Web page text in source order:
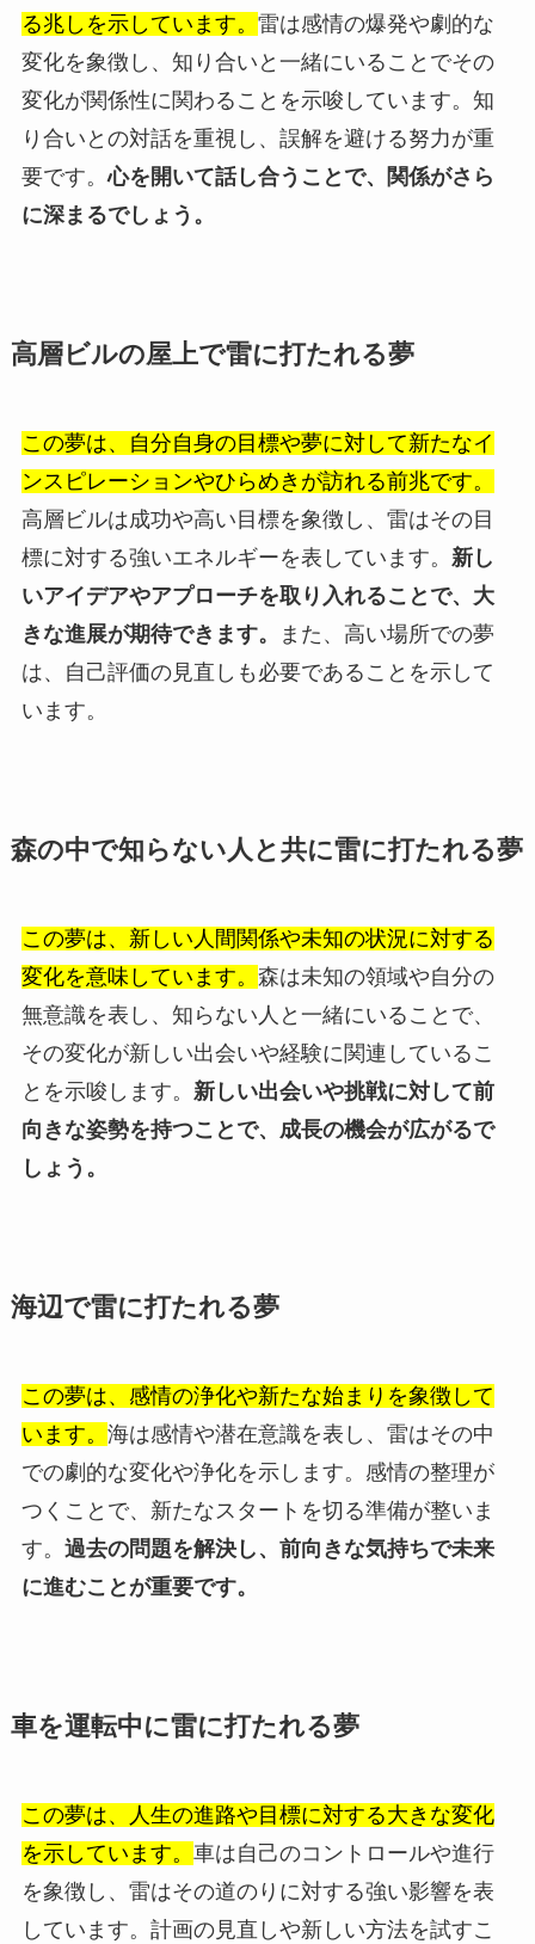
る兆しを示しています。 雷は感情の爆発や劇的な
変化を象徴し、知り合いと一緒にいることでその
変化が関係性に関わることを示唆しています。知
り合いとの対話を重視し、誤解を避ける努力が重
要です。心を開いて話し合うことで、関係がさら
に深まるでしょう。
高層ビルの屋上で雷に打たれる夢
この夢は、自分自身の目標や夢に対して新たなイ
ンスピレーションやひらめきが訪れる前兆です。
高層ビルは成功や高い目標を象徴し、雷はその目
標に対する強いエネルギーを表しています。 新し
いアイデアやアプローチを取り入れることで、大
きな進展が期待できます。
また、高い場所での夢
は、自己評価の見直しも必要であることを示して
います。
森の中で知らない人と共に雷に打たれる夢
この夢は、新しい人間関係や未知の状況に対する
変化を意味しています。 森は未知の領域や自分の
無意識を表し、知らない人と一緒にいることで、
その変化が新しい出会いや経験に関連しているこ
とを示唆します。 新しい出会いや挑戦に対して前
向きな姿勢を持つことで、成長の機会が広がるで
しょう。
海辺で雷に打たれる夢
この夢は、感情の浄化や新たな始まりを象徴して
います。 海は感情や潜在意識を表し、雷はその中
での劇的な変化や浄化を示します。感情の整理が
つくことで、新たなスタートを切る準備が整いま
す。 過去の問題を解決し、前向きな気持ちで未来
に進むことが重要です。
車を運転中に雷に打たれる夢
この夢は、人生の進路や目標に対する大きな変化
を示しています。 車は自己のコントロールや進行
を象徴し、雷はその道のりに対する強い影響を表
しています。計画の見直しや新しい方法を試すこ